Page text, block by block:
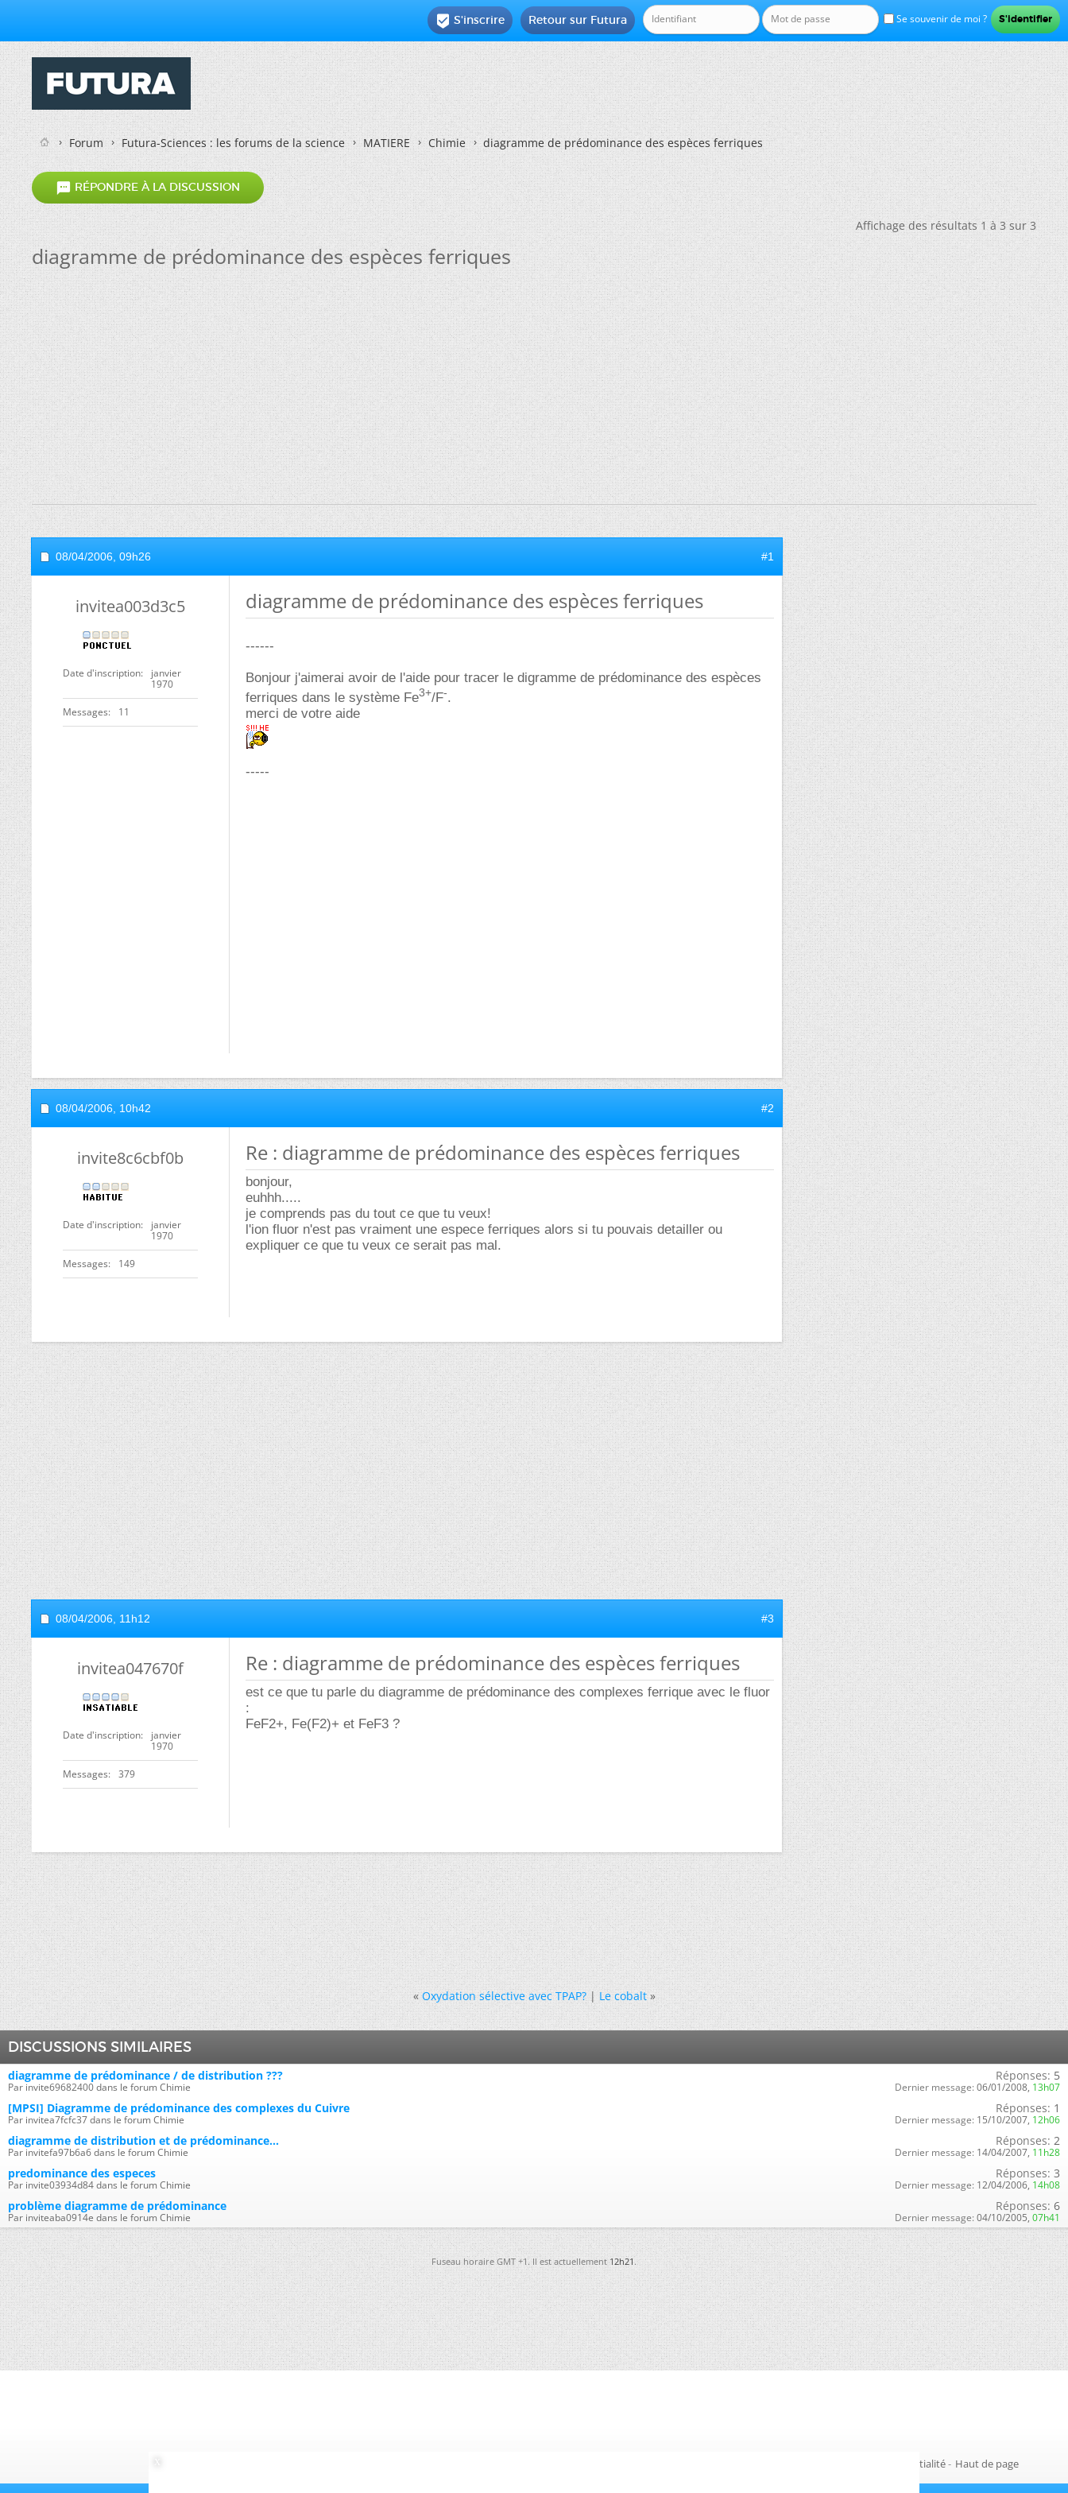
Se souvenir de moi ?
Retour sur Futura
 S'inscrire
Forum Futura-Sciences : les forums de la science MATIERE Chimie diagramme de prédominance des espèces ferriques
 RÉPONDRE À LA DISCUSSION
Affichage des résultats 1 à 3 sur 3
diagramme de prédominance des espèces ferriques
08/04/2006, 09h26 #1
invitea003d3c5
Date d'inscription
janvier
1970
Messages 11
diagramme de prédominance des espèces ferriques
------
Bonjour j'aimerai avoir de l'aide pour tracer le digramme de prédominance des espèces
ferriques dans le système Fe3+/F-.
merci de votre aide
-----
08/04/2006, 10h42 #2
invite8c6cbf0b
Date d'inscription
janvier
1970
Messages 149
Re : diagramme de prédominance des espèces ferriques
bonjour,
euhhh.....
je comprends pas du tout ce que tu veux!
l'ion fluor n'est pas vraiment une espece ferriques alors si tu pouvais detailler ou
expliquer ce que tu veux ce serait pas mal.
08/04/2006, 11h12 #3
invitea047670f
Date d'inscription
janvier
1970
Messages 379
Re : diagramme de prédominance des espèces ferriques
est ce que tu parle du diagramme de prédominance des complexes ferrique avec le fluor
:
FeF2+, Fe(F2)+ et FeF3 ?
« Oxydation sélective avec TPAP?|Le cobalt »
DISCUSSIONS SIMILAIRES
diagramme de prédominance / de distribution ???
Par invite69682400 dans le forum Chimie
Réponses: 5
Dernier message: 06/01/2008, 13h07
[MPSI] Diagramme de prédominance des complexes du Cuivre
Par invitea7fcfc37 dans le forum Chimie
Réponses: 1
Dernier message: 15/10/2007, 12h06
diagramme de distribution et de prédominance...
Par invitefa97b6a6 dans le forum Chimie
Réponses: 2
Dernier message: 14/04/2007, 11h28
predominance des especes
Par invite03934d84 dans le forum Chimie
Réponses: 3
Dernier message: 12/04/2006, 14h08
problème diagramme de prédominance
Par inviteaba0914e dans le forum Chimie
Réponses: 6
Dernier message: 04/10/2005, 07h41
Fuseau horaire GMT +1. Il est actuellement12h21.
Politique de confidentialité- Haut de page